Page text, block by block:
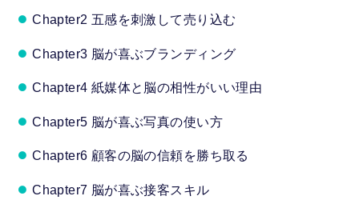
Chapter2 五感を刺激して売り込む
Chapter3 脳が喜ぶブランディング
Chapter4 紙媒体と脳の相性がいい理由
Chapter5 脳が喜ぶ写真の使い方
Chapter6 顧客の脳の信頼を勝ち取る
Chapter7 脳が喜ぶ接客スキル